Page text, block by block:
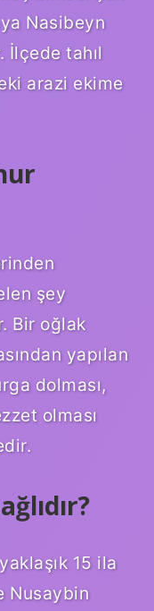
Nasibeyn
İlçede tahıl
arazi ekime
şey
Bir oğlak
yapılan
dolması,
olması
15 ila
Nusaybin